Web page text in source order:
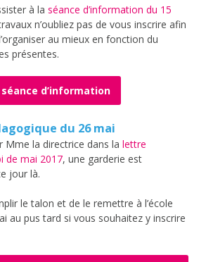
à la séance d’information du 15
n’oubliez pas de vous inscrire afin
au mieux en fonction du
présentes.
d’information
du 26 mai
Mme la directrice dans la lettre
de mai 2017, une garderie est
jour là.
le talon et de le remettre à l’école
au pus tard si vous souhaitez y inscrire